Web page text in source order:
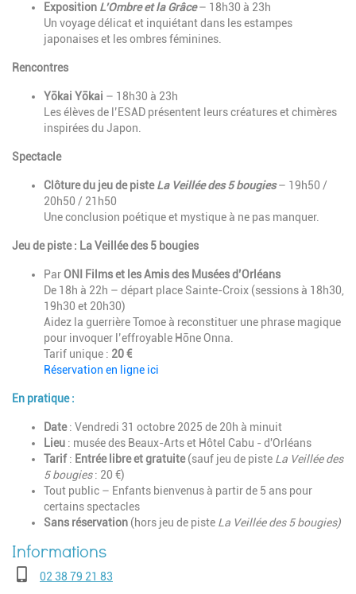
Exposition L’Ombre et la Grâce– 18h30 à 23h
Un voyage délicat et inquiétant dans les estampes
japonaises et les ombres féminines.
Rencontres
Yōkai Yōkai – 18h30 à 23h
Les élèves de l’ESAD présentent leurs créatures et chimères
inspirées du Japon.
Spectacle
Clôture du jeu de pisteLa Veillée des 5 bougies– 19h50 /
20h50 / 21h50
Une conclusion poétique et mystique à ne pas manquer.
Jeu de piste : La Veillée des 5 bougies
ParONI Films et les Amis des Musées d’Orléans
De 18h à 22h – départ place Sainte-Croix (sessions à 18h30,
19h30 et 20h30)
Aidez la guerrière Tomoe à reconstituer une phrase magique
pour invoquer l’effroyable Hōne Onna.
Tarif unique : 20 €
Réservation en ligne ici
En pratique :
Date: Vendredi 31 octobre 2025 de 20h à minuit
Lieu : musée des Beaux-Arts et Hôtel Cabu - d'Orléans
Tarif: Entrée libre et gratuite(sauf jeu de piste La Veillée des
5 bougies: 20 €)
Tout public – Enfants bienvenus à partir de 5 ans pour
certains spectacles
Sans réservation (hors jeu de piste La Veillée des 5 bougies)
Téléphone02 38 79 21 83